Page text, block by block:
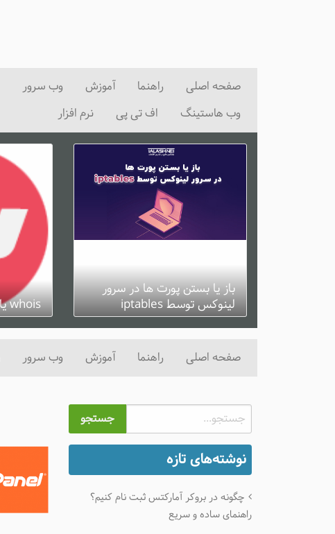
صفحه اصلی راهنما آموزش
وب سرور
وب هاستینگ
اف تی پی نرم افزار
باز یا بستن پورت ها در سرور
لینوکس توسط iptables whois یا هویز دامنه چیست؟
صفحه اصلی راهنما آموزش وب سرور
جستجو
نوشته‌های تازه
چگونه در بروکر آمارکتس ثبت نام کنیم؟
راهنمای ساده و سریع